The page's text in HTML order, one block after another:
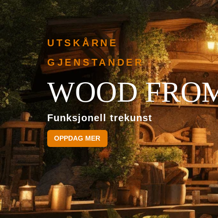
UTSKÅRNE
GJENSTANDER
WOOD
Funksjonell trekunst
OPPDAG MER